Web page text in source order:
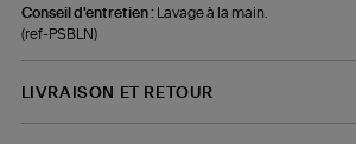
Conseil d'entretien :
Lavage à la main.
(ref-PSBLN)
LIVRAISON ET RETOUR